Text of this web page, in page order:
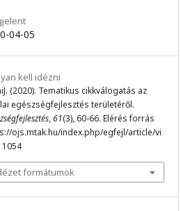
04-05
kell idézni
(2020). Tematikus cikkválogatás az
egészségfejlesztés területéről.
,61(3), 60-66. Elérés forrás
ojs.mtak.hu/index.php/egfejl/article/vi
formátumok